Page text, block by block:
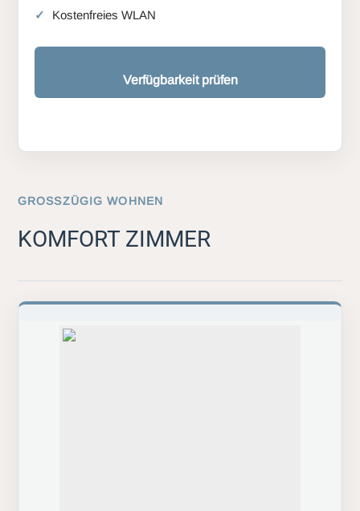
Kostenfreies WLAN
Verfügbarkeit prüfen
GROSSZÜGIG WOHNEN
KOMFORT ZIMMER